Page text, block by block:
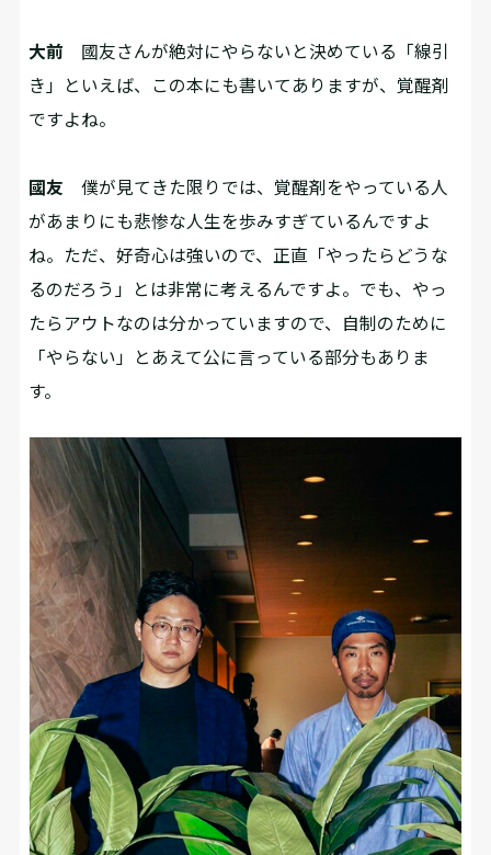
大前 國友さんが絶対にやらないと決めている「線引
き」といえば、この本にも書いてありますが、覚醒剤
ですよね。
國友 僕が見てきた限りでは、覚醒剤をやっている人
があまりにも悲惨な人生を歩みすぎているんですよ
ね。ただ、好奇心は強いので、正直「やったらどうな
るのだろう」とは非常に考えるんですよ。でも、やっ
たらアウトなのは分かっていますので、自制のために
「やらない」とあえて公に言っている部分もありま
す。